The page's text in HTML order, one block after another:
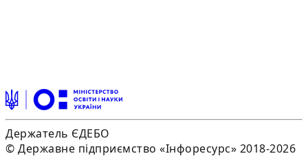
Держатель ЄДЕБО
© Державне підприємство «Інфоресурс» 2018-2026